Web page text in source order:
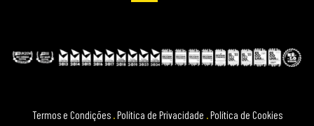
Termos e Condições .Política de Privacidade .Política de Cookies